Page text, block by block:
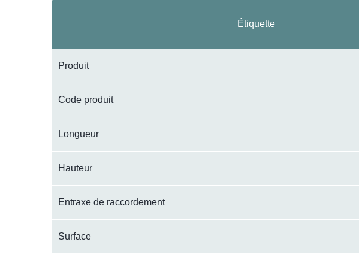
Étiquette
Produit
Code produit
Longueur
Hauteur
Entraxe de raccordement
Surface